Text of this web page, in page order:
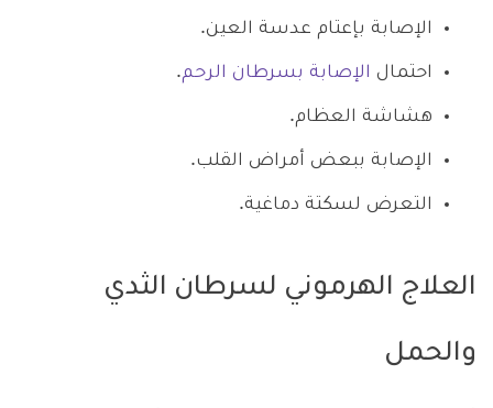
الإصابة بإعتام عدسة العين.
احتمال الإصابة بسرطان الرحم.
هشاشة العظام.
الإصابة ببعض أمراض القلب.
التعرض لسكتة دماغية.
العلاج الهرموني لسرطان الثدي
والحمل